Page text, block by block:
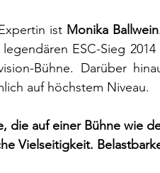
ist Monika Ballwein
ESC-Sieg
Bühne. Darüber
auf höchstem Niveau.
die auf einer Bühne wie
Vielseitigkeit.